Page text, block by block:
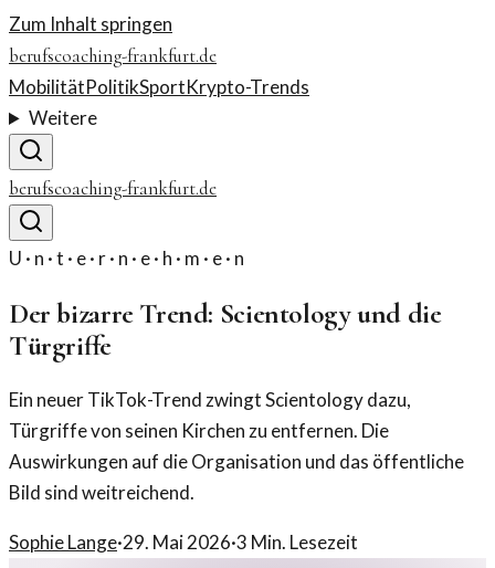
Zum Inhalt springen
berufscoaching-frankfurt.de
MobilitätPolitikSportKrypto-Trends
Weitere
berufscoaching-frankfurt.de
U · n · t · e · r · n · e · h · m · e · n
Der bizarre Trend: Scientology und die
Türgriffe
Ein neuer TikTok-Trend zwingt Scientology dazu,
Türgriffe von seinen Kirchen zu entfernen. Die
Auswirkungen auf die Organisation und das öffentliche
Bild sind weitreichend.
Sophie Lange·29. Mai 2026·3 Min. Lesezeit